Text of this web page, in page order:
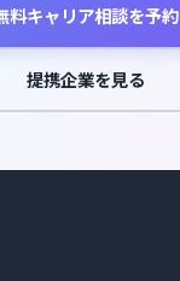
料キャリア相談を予約
提携企業を見る